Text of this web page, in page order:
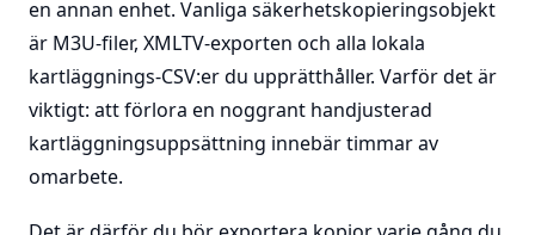
en annan enhet. Vanliga säkerhetskopieringsobjekt
är M3U-filer, XMLTV-exporten och alla lokala
kartläggnings-CSV:er du upprätthåller. Varför det är
viktigt: att förlora en noggrant handjusterad
kartläggningsuppsättning innebär timmar av
omarbete.